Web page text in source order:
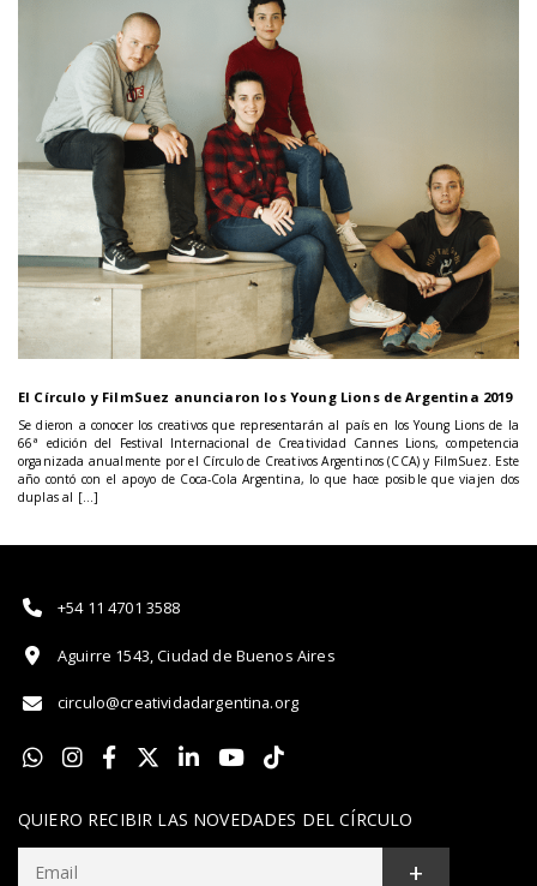
El Círculo y FilmSuez anunciaron los Young Lions de Argentina 2019
Se dieron a conocer los creativos que representarán al país en los Young Lions de la
66ª edición del Festival Internacional de Creatividad Cannes Lions, competencia
organizada anualmente por el Círculo de Creativos Argentinos (CCA) y FilmSuez. Este
año contó con el apoyo de Coca-Cola Argentina, lo que hace posible que viajen dos
duplas al […]
+54 11 4701 3588
Aguirre 1543, Ciudad de Buenos Aires
circulo@creatividadargentina.org
QUIERO RECIBIR LAS NOVEDADES DEL CÍRCULO
+